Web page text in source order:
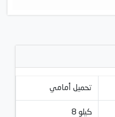
تحميل أمامي
8 كيلو